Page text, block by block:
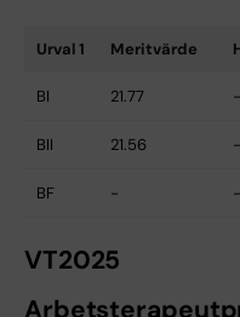
Urval 1 Meritvärde
BI 21.77 -
BII 21.56 -
BF - -
VT2025